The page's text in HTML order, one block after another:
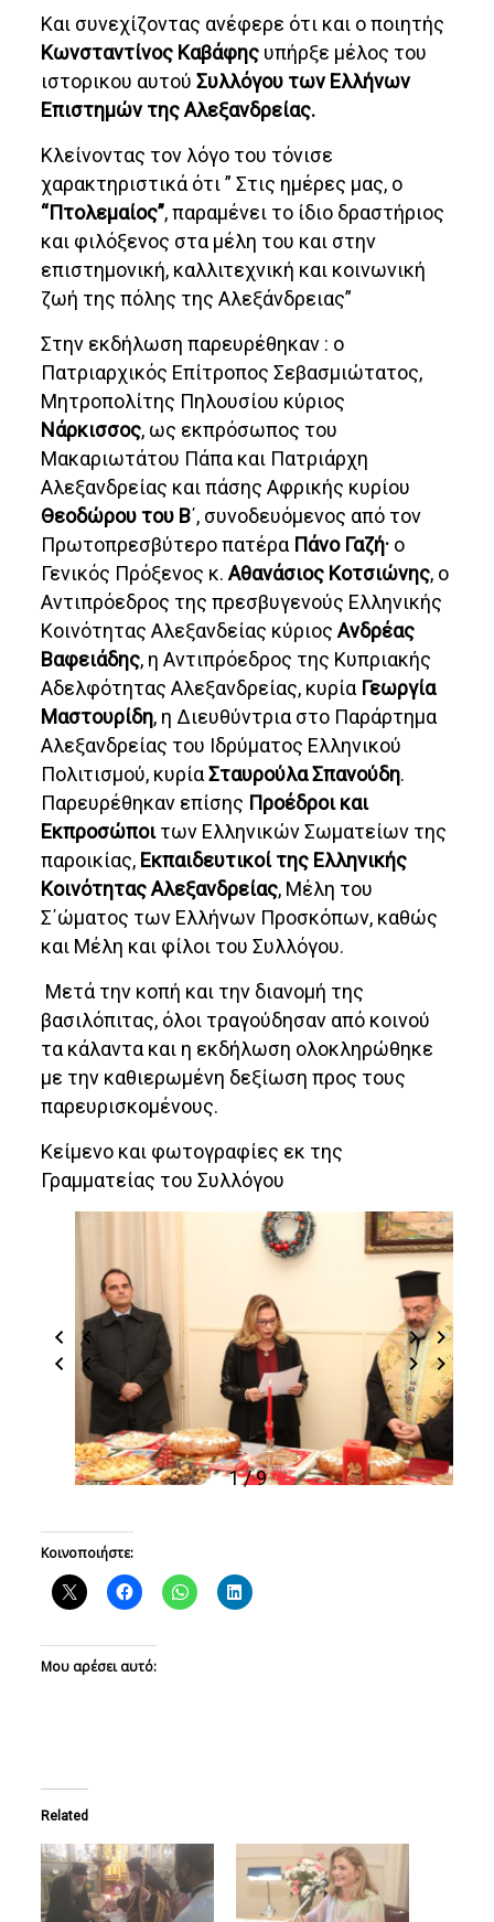
Και συνεχίζοντας ανέφερε ότι και ο ποιητής
Κωνσταντίνος Καβάφης υπήρξε μέλος του
ιστορικου αυτούΣυλλόγου των Ελλήνων
Επιστημών της Αλεξανδρείας.
Κλείνοντας τον λόγο του τόνισε
χαρακτηριστικά ότι ” Στις ημέρες μας, ο
“Πτολεμαίος”, παραμένει το ίδιο δραστήριος
και φιλόξενος στα μέλη του και στην
επιστημονική, καλλιτεχνική και κοινωνική
ζωή της πόλης της Αλεξάνδρειας”
Στην εκδήλωση παρευρέθηκαν : ο
Πατριαρχικός Επίτροπος Σεβασμιώτατος,
Μητροπολίτης Πηλουσίου κύριος
Νάρκισσος, ως εκπρόσωπος του
Μακαριωτάτου Πάπα και Πατριάρχη
Αλεξανδρείας και πάσης Αφρικής κυρίου
Θεοδώρου του Β΄, συνοδευόμενος από τον
Πρωτοπρεσβύτερο πατέρα Πάνο Γαζή· ο
Γενικός Πρόξενος κ.Αθανάσιος Κοτσιώνης, ο
Αντιπρόεδρος της πρεσβυγενούς Ελληνικής
Κοινότητας Αλεξανδείας κύριοςΑνδρέας
Βαφειάδης, η Αντιπρόεδρος της Κυπριακής
Αδελφότητας Αλεξανδρείας, κυρία Γεωργία
Μαστουρίδη, η Διευθύντρια στο Παράρτημα
Αλεξανδρείας του Ιδρύματος Ελληνικού
Πολιτισμού, κυρίαΣταυρούλα Σπανούδη.
Παρευρέθηκαν επίσης Προέδροι και
Εκπροσώποιτων Ελληνικών Σωματείων της
παροικίας, Εκπαιδευτικοί της Ελληνικής
Κοινότητας Αλεξανδρείας, Μέλη του
Σ΄ώματος των Ελλήνων Προσκόπων, καθώς
και Μέλη και φίλοι του Συλλόγου.
Μετά την κοπή και την διανομή της
βασιλόπιτας, όλοι τραγούδησαν από κοινού
τα κάλαντα και η εκδήλωση ολοκληρώθηκε
με την καθιερωμένη δεξίωση προς τους
παρευρισκομένους.
Κείμενο και φωτογραφίες εκ της
Γραμματείας του Συλλόγου
1 / 9
Κοινοποιήστε:
Μου αρέσει αυτό:
Related